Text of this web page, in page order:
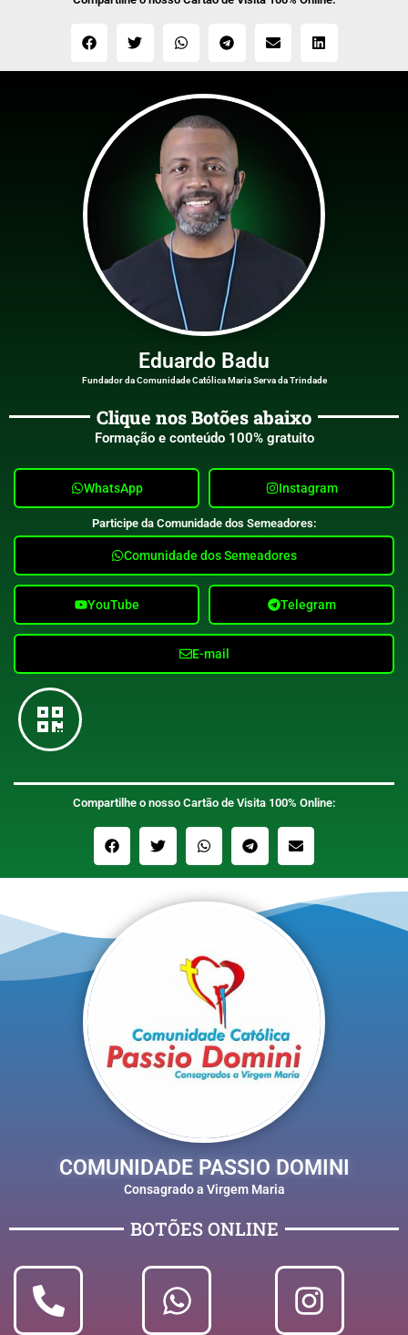
Eduardo Badu
Fundador da Comunidade Católica Maria Serva da Trindade
Clique nos Botões abaixo
Formação e conteúdo 100% gratuito
WhatsApp Instagram
Participe da Comunidade dos Semeadores:
Comunidade dos Semeadores
YouTube Telegram
E-mail
Compartilhe o nosso Cartão de Visita 100% Online:
COMUNIDADE PASSIO DOMINI
Consagrado a Virgem Maria
BOTÕES ONLINE